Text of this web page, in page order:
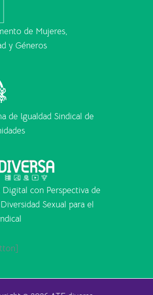
de Mujeres,
y Géneros
de Igualdad Sindical de
Digital con Perspectiva de
Sexual para el